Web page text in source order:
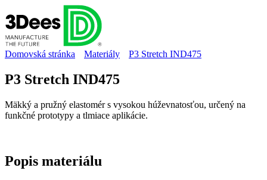
Domovská stránka Materiály P3 Stretch IND475
P3 Stretch IND475
Mäkký a pružný elastomér s vysokou húževnatosťou, určený na
funkčné prototypy a tlmiace aplikácie.
Popis materiálu